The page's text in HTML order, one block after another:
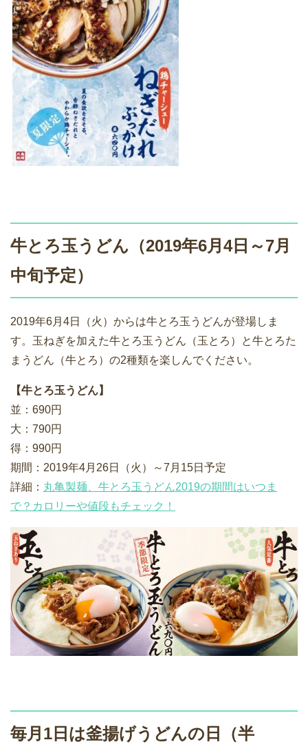
牛とろ玉うどん（2019年6月4日～7月
中旬予定）
2019年6月4日（火）からは牛とろ玉うどんが登場しま
す。玉ねぎを加えた牛とろ玉うどん（玉とろ）と牛とろた
まうどん（牛とろ）の2種類を楽しんでください。
【牛とろ玉うどん】
並：690円
大：790円
得：990円
期間：2019年4月26日（火）～7月15日予定
詳細： 丸亀製麺、牛とろ玉うどん2019の期間はいつま
で？カロリーや値段もチェック！
毎月1日は釜揚げうどんの日（半